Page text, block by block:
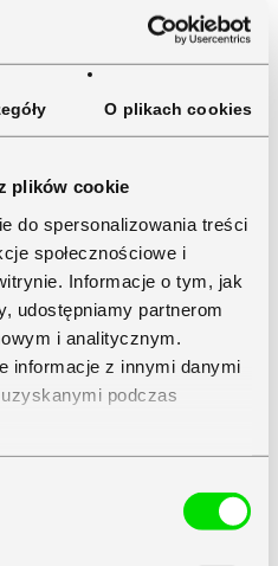
O plikach cookies
plików cookie
do spersonalizowania treści
społecznościowe i
Informacje o tym, jak
udostępniamy partnerom
i analitycznym.
informacje z innymi danymi
podczas